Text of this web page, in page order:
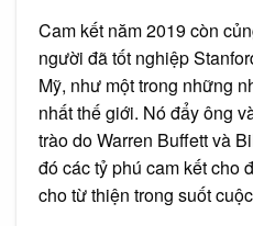
Cam kết năm 2019 còn
người đã tốt nghiệp
Mỹ, như một trong những
nhất thế giới. Nó đẩy ông
trào do Warren Buffett và
đó các tỷ phú cam kết cho
cho từ thiện trong suốt